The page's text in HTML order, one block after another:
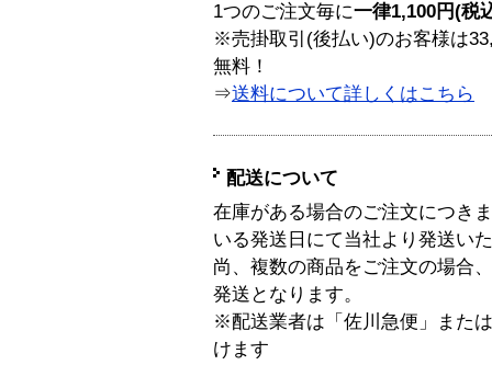
1つのご注文毎に一律1,100円(税
※売掛取引(後払い)のお客様は
無料！
⇒送料について詳しくはこちら
配送について
在庫がある場合のご注文につき
いる発送日にて当社より発送い
尚、複数の商品をご注文の場合
発送となります。
※配送業者は「佐川急便」また
けます